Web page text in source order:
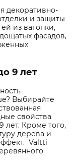
декоративно-
и защиты
из вагонки,
фасадов,
9 лет
Выбирайте
свойства
лет. Кроме того,
дерева и
Valtti